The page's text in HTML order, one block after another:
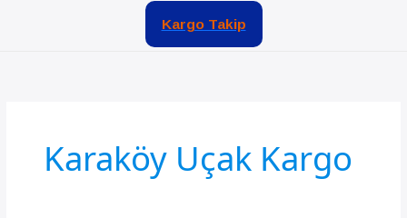
Kargo Takip
Karaköy Uçak Kargo